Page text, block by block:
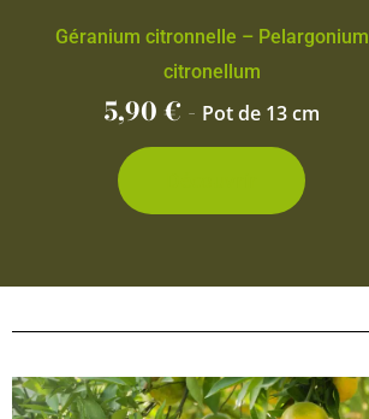
Géranium citronnelle – Pelargonium
citronellum
5,90€ - Pot de 13 cm